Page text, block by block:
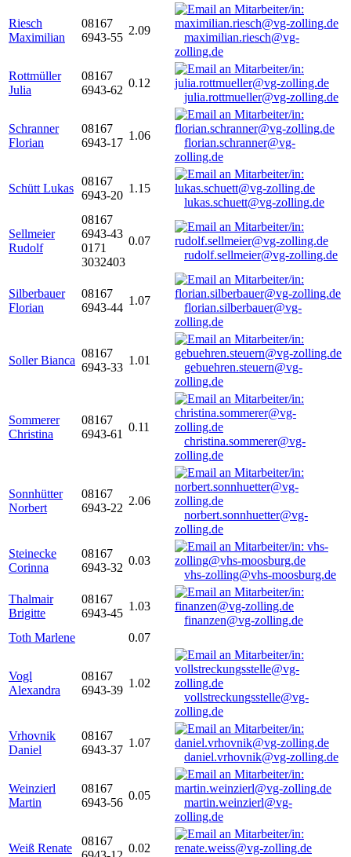
Riesch
Maximilian
08167
6943-55
2.09
maximilian.riesch@vg-
zolling.de
Rottmüller
Julia
08167
6943-62
0.12
julia.rottmueller@vg-zolling.de
Schranner
Florian
08167
6943-17
1.06
florian.schranner@vg-
zolling.de
Schütt Lukas
08167
6943-20
1.15
lukas.schuett@vg-zolling.de
Sellmeier
Rudolf
08167
6943-43
0171
3032403
0.07
rudolf.sellmeier@vg-zolling.de
Silberbauer
Florian
08167
6943-44
1.07
florian.silberbauer@vg-
zolling.de
Soller Bianca
08167
6943-33
1.01
gebuehren.steuern@vg-
zolling.de
Sommerer
Christina
08167
6943-61
0.11
christina.sommerer@vg-
zolling.de
Sonnhütter
Norbert
08167
6943-22
2.06
norbert.sonnhuetter@vg-
zolling.de
Steinecke
Corinna
08167
6943-32
0.03
vhs-zolling@vhs-moosburg.de
Thalmair
Brigitte
08167
6943-45
1.03
finanzen@vg-zolling.de
Toth Marlene
0.07
Vogl
Alexandra
08167
6943-39
1.02
vollstreckungsstelle@vg-
zolling.de
Vrhovnik
Daniel
08167
6943-37
1.07
daniel.vrhovnik@vg-zolling.de
Weinzierl
Martin
08167
6943-56
0.05
martin.weinzierl@vg-
zolling.de
Weiß Renate
08167
0.02